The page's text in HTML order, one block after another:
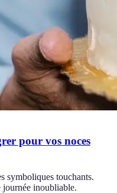
pour vos noces
symboliques touchants.
journée inoubliable.